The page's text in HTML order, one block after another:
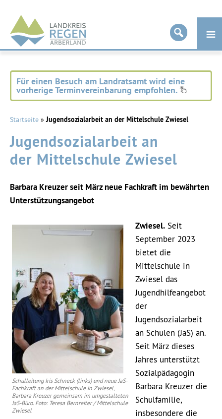
Landkreis
Regen
Für einen Besuch am Landratsamt wird eine
vorherige Terminvereinbarung empfohlen.
Startseite »Jugendsozialarbeit an der Mittelschule Zwiesel
Jugendsozialarbeit an
der Mittelschule Zwiesel
Barbara Kreuzer seit März neue Fachkraft im bewährten
Unterstützungsangebot
Schulleitung Iris Schneck (links) und neue JaS-
Fachkraft an der Mittelschule in Zwiesel,
Barbara Kreuzer gemeinsam im umgestalteten
JaS-Büro. Foto: Teresa Bernreiter / Mittelschule
Zwiesel
Zwiesel. Seit
September 2023
bietet die
Mittelschule in
Zwiesel das
Jugendhilfeangebot
der
Jugendsozialarbeit
an Schulen (JaS) an.
Seit März dieses
Jahres unterstützt
Sozialpädagogin
Barbara Kreuzer die
Schulfamilie,
insbesondere die